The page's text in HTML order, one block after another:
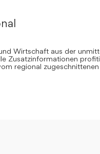
Wirtschaft aus der
Zusatzinformationen
regional